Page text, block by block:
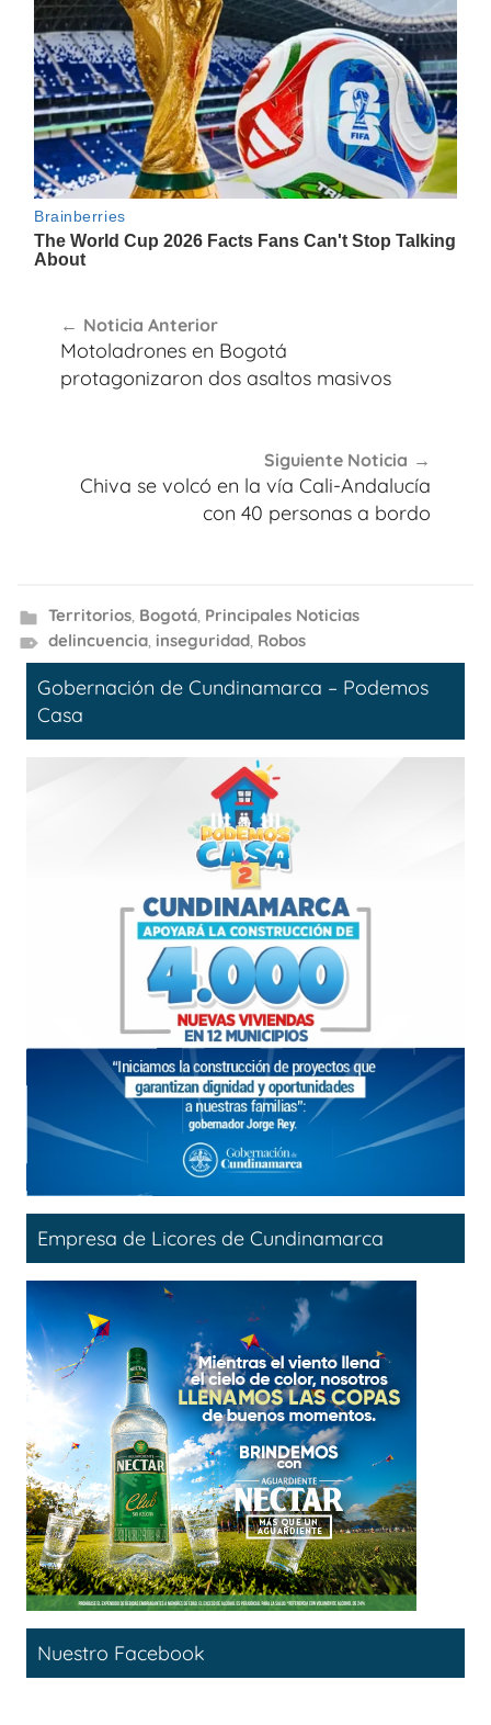
de
entradas
Noticia Anterior
Motoladrones en Bogotá
protagonizaron dos asaltos masivos
Siguiente Noticia
Chiva se volcó en la vía Cali-Andalucía
con 40 personas a bordo
Territorios, Bogotá, Principales Noticias
delincuencia, inseguridad, Robos
Gobernación de Cundinamarca – Podemos
Casa
Empresa de Licores de Cundinamarca
Nuestro Facebook